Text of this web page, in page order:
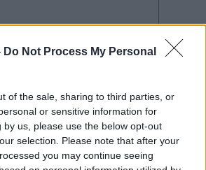
Do Not Process My Personal
of the sale, sharing to third parties, or
or sensitive information for
by us, please use the below opt-out
selection. Please note that after your
you may continue seeing
és weboldalcímem mentése a
hozzászólásomhoz.